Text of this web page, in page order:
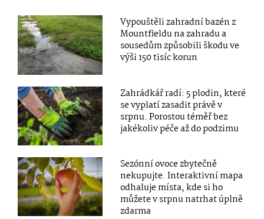
Vypouštěli zahradní bazén z
Mountfieldu na zahradu a
sousedům způsobili škodu ve
výši 150 tisíc korun
Zahrádkář radí: 5 plodin, které
se vyplatí zasadit právě v
srpnu. Porostou téměř bez
jakékoliv péče až do podzimu
Sezónní ovoce zbytečně
nekupujte. Interaktivní mapa
odhaluje místa, kde si ho
můžete v srpnu natrhat úplně
zdarma